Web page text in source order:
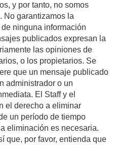
y por tanto, no somos
No garantizamos la
ninguna información
publicados expresan la
las opiniones de
o los propietarios. Se
que un mensaje publicado
administrador o un
El Staff y el
el derecho a eliminar
un período de tiempo
eliminación es necesaria.
que, por favor, entienda que